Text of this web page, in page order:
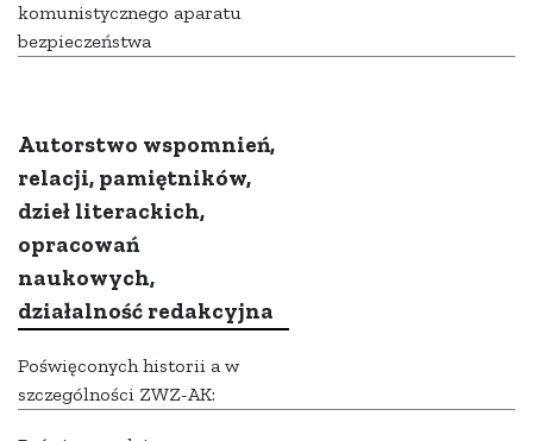
komunistycznego aparatu
bezpieczeństwa
Autorstwo wspomnień,
relacji, pamiętników,
dzieł literackich,
opracowań
naukowych,
działalność redakcyjna
Poświęconych historii a w
szczególności ZWZ-AK: